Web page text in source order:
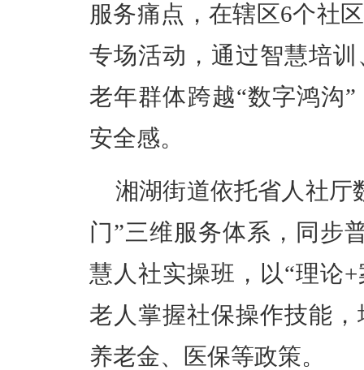
服务痛点，在辖区6个社
专场活动，通过智慧培
老年群体跨越“数字鸿沟
安全感。
湘湖街道依托省人社厅
门”三维服务体系，同步
慧人社实操班，以“理论
老人掌握社保操作技能
养老金、医保等政策。